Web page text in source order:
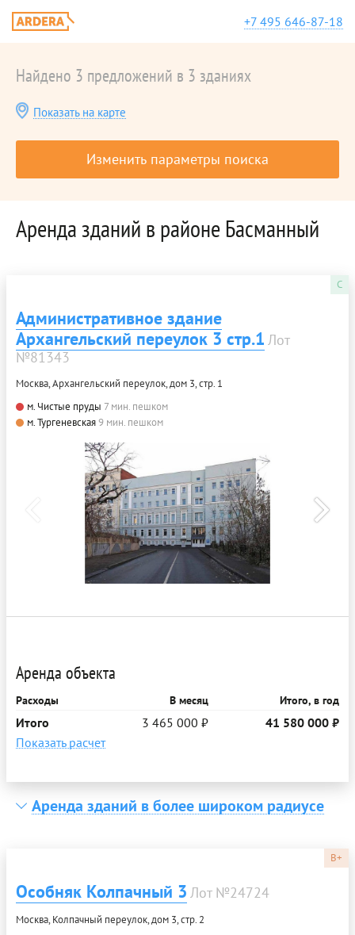
+7 495 646-87-18
Найдено 3 предложений в 3 зданиях
Показать на карте
Изменить параметры поиска
Аренда зданий в районе Басманный
C
Административное здание
Архангельский переулок 3 стр.1 Лот
№81343
Москва, Архангельский переулок, дом 3, стр. 1
м. Чистые пруды 7 мин. пешком
м. Тургеневская9 мин. пешком
Аренда объекта
Расходы В месяц Итого, в год
Итого 3 465 000 ₽
41 580 000 ₽
Показать расчет
Аренда зданий в более широком радиусе
B+
Особняк Колпачный 3 Лот №24724
Москва, Колпачный переулок, дом 3, стр. 2